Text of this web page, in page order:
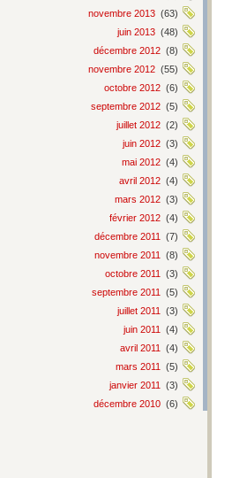
novembre 2013 (63)
juin 2013 (48)
décembre 2012 (8)
novembre 2012 (55)
octobre 2012 (6)
septembre 2012 (5)
juillet 2012 (2)
juin 2012 (3)
mai 2012 (4)
avril 2012 (4)
mars 2012 (3)
février 2012 (4)
décembre 2011
(7)
novembre 2011
(8)
octobre 2011
(3)
septembre 2011
(5)
juillet 2011
(3)
juin 2011
(4)
avril 2011
(4)
mars 2011
(5)
janvier 2011
(3)
décembre 2010 (6)